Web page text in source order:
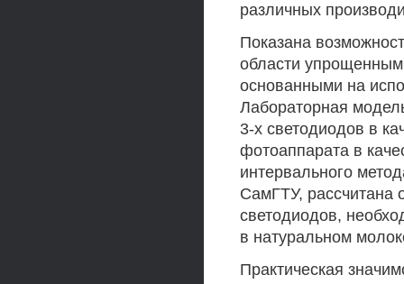
различных
Показана
области
основанными на
Лабораторная
3-х светодиодов в
фотоаппарата в
интервального
СамГТУ, рассчитана
светодиодов,
в натуральном
Практическая